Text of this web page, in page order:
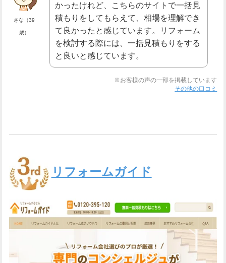
さな（39
歳）
かったけれど、こちらのサイトで一括見
積もりをしてもらえて、相場を理解でき
て良かったと感じています。リフォーム
を検討する際には、一括見積もりをする
と良いと感じています。
※お客様の声の一部を掲載しています
その他の口コミ
リフォームガイド